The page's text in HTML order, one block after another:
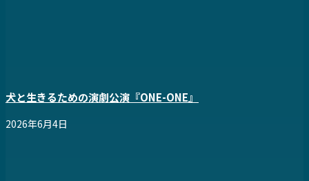
犬と生きるための演劇公演『ONE-ONE』
2026年6月4日